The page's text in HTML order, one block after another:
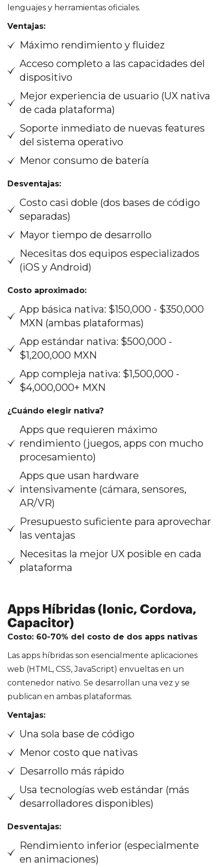
lenguajes y herramientas oficiales.
Ventajas:
Máximo rendimiento y fluidez
Acceso completo a las capacidades del
dispositivo
Mejor experiencia de usuario (UX nativa
de cada plataforma)
Soporte inmediato de nuevas features
del sistema operativo
Menor consumo de batería
Desventajas:
Costo casi doble (dos bases de código
separadas)
Mayor tiempo de desarrollo
Necesitas dos equipos especializados
(iOS y Android)
Costo aproximado:
App básica nativa: $150,000 - $350,000
MXN (ambas plataformas)
App estándar nativa: $500,000 -
$1,200,000 MXN
App compleja nativa: $1,500,000 -
$4,000,000+ MXN
¿Cuándo elegir nativa?
Apps que requieren máximo
rendimiento (juegos, apps con mucho
procesamiento)
Apps que usan hardware
intensivamente (cámara, sensores,
AR/VR)
Presupuesto suficiente para aprovechar
las ventajas
Necesitas la mejor UX posible en cada
plataforma
Apps Híbridas (Ionic, Cordova,
Capacitor)
Costo: 60-70% del costo de dos apps nativas
Las apps híbridas son esencialmente aplicaciones
web (HTML, CSS, JavaScript) envueltas en un
contenedor nativo. Se desarrollan una vez y se
publican en ambas plataformas.
Ventajas:
Una sola base de código
Menor costo que nativas
Desarrollo más rápido
Usa tecnologías web estándar (más
desarrolladores disponibles)
Desventajas:
Rendimiento inferior (especialmente
en animaciones)